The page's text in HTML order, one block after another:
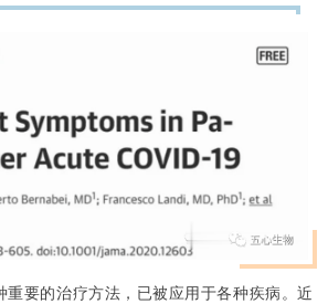
重要的治疗方法，已被应用于各种疾病。近